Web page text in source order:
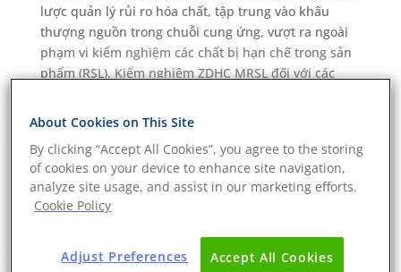
lược quản lý rủi ro hóa chất, tập trung vào khâu
thượng nguồn trong chuỗi cung ứng, vượt ra ngoài
phạm vi kiểm nghiệm các chất bị hạn chế trong sản
phẩm (RSL). Kiểm nghiệm ZDHC MRSL đối với các
làm sạch chuyên biệt, tùy chỉnh theo từng công thức
| Chem-MAPkhông chỉ giúp giảm thiểu các vi phạm
RSL mà còn mang lại lợi ích tài chính bền vững cho
doanh nghiệp, đồng thời giảm thiểu rủi ro hóa chất
cho khách hàng và các đối tác trong chuỗi cung ứng.
About Cookies on This Site
By clicking “Accept All Cookies”, you agree to the storing
of cookies on your device to enhance site navigation,
analyze site usage, and assist in our marketing efforts.
Cookie Policy
Accept All Cookies
Adjust Preferences